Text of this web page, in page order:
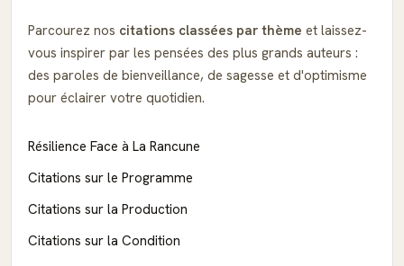
Parcourez nos citations classées par thème et laissez-
vous inspirer par les pensées des plus grands auteurs :
des paroles de bienveillance, de sagesse et d'optimisme
pour éclairer votre quotidien.
Résilience Face à La Rancune
Citations sur le Programme
Citations sur la Production
Citations sur la Condition